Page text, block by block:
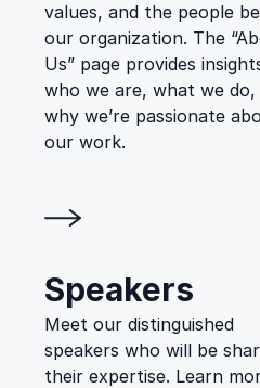
values, and the people
our organization. The
Us” page provides
who we are, what we do,
why we’re passionate
our work.
Speakers
Meet our distinguished
speakers who will be
their expertise. Learn